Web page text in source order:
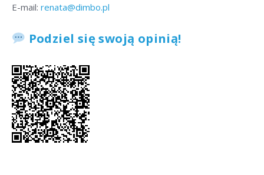
E-mail: renata@dimbo.pl
Podziel się swoją opinią!